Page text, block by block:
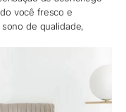
você fresco e
de qualidade,